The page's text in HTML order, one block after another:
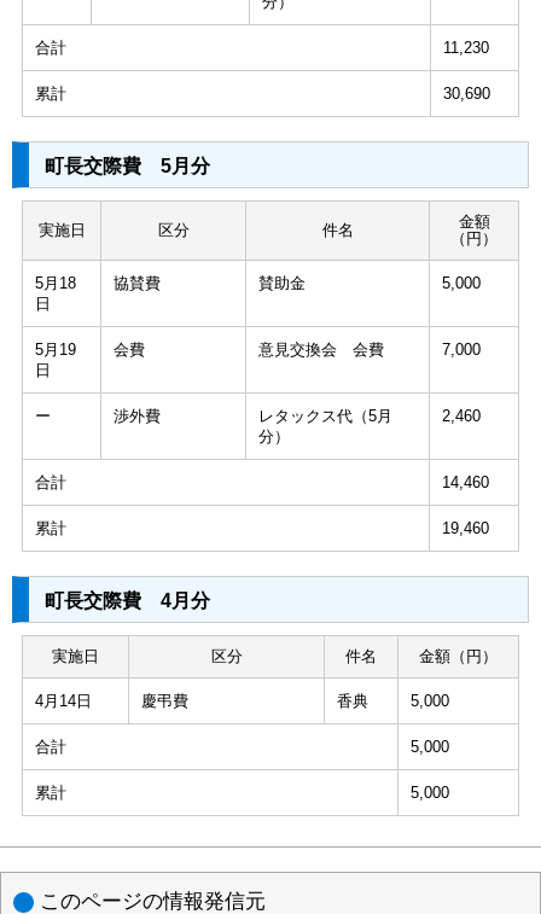
合計 11,230
累計 30,690
町長交際費 5月分
実施日 区分 件名
金額
（円）
5月18
日
協賛費 賛助金 5,000
5月19
日
会費 意見交換会 会費 7,000
ー 渉外費
レタックス代（5月
分）
2,460
合計 14,460
累計 19,460
町長交際費 4月分
実施日 区分 件名 金額（円）
4月14日 慶弔費 香典 5,000
合計 5,000
累計 5,000
このページの情報発信元